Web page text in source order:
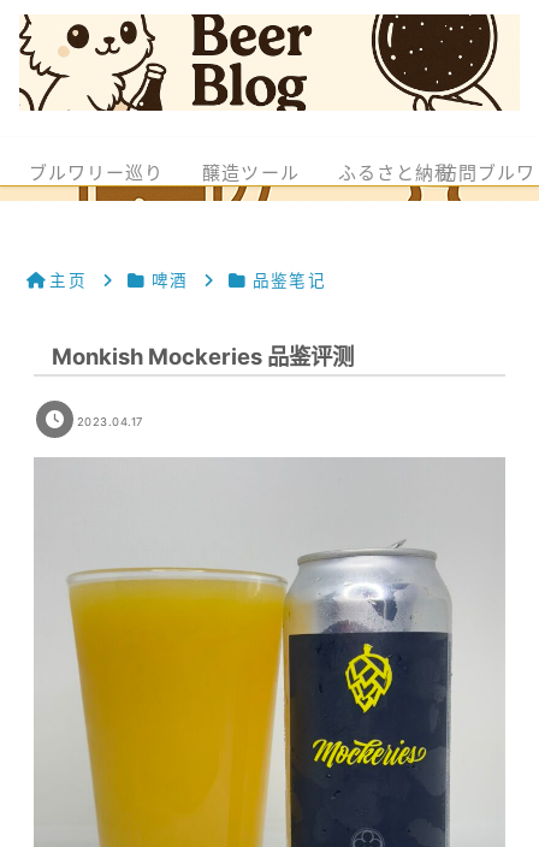
ブルワリー巡り 醸造ツール ふるさと納税訪問ブル
主页 啤酒 品鉴笔记
Monkish Mockeries 品鉴评测
2023.04.17